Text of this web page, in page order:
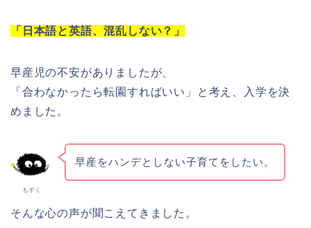
「日本語と英語、混乱しない？」
早産児の不安がありましたが、
「合わなかったら転園すればいい」と考え、入学を決
めました。
もずく
早産をハンデとしない子育てをしたい。
そんな心の声が聞こえてきました。